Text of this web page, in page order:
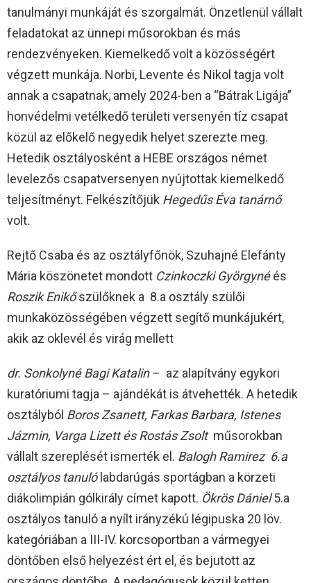
tanulmányi munkáját és szorgalmát. Önzetlenül vállalt
feladatokat az ünnepi műsorokban és más
rendezvényeken. Kiemelkedő volt a közösségért
végzett munkája. Norbi, Levente és Nikol tagja volt
annak a csapatnak, amely 2024-ben a “Bátrak Ligája”
honvédelmi vetélkedő területi versenyén tíz csapat
közül az előkelő negyedik helyet szerezte meg.
Hetedik osztályosként a HEBE országos német
levelezős csapatversenyen nyújtottak kiemelkedő
teljesítményt. Felkészítőjük Hegedűs Éva tanárnő
volt.
Rejtő Csaba és az osztályfőnök, Szuhajné Elefánty
Mária köszönetet mondott Czinkoczki Györgynéés
Roszik Enikőszülőknek a 8.a osztály szülői
munkaközösségében végzett segítő munkájukért,
akik az oklevél és virág mellett
dr. Sonkolyné Bagi Katalin– az alapítvány egykori
kuratóriumi tagja – ajándékát is átvehették. A hetedik
osztályból Boros Zsanett, Farkas Barbara, Istenes
Jázmin, Varga Lizett és Rostás Zsolt műsorokban
vállalt szereplését ismerték el. Balogh Ramirez 6.a
osztályos tanuló labdarúgás sportágban a körzeti
diákolimpián gólkirály címet kapott. Ökrös Dániel 5.a
osztályos tanuló a nyílt irányzékú légipuska 20 löv.
kategóriában a III-IV. korcsoportban a vármegyei
döntőben első helyezést ért el, és bejutott az